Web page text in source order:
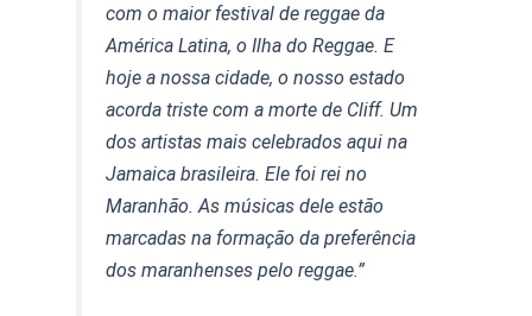
com o maior festival de reggae da
América Latina, o Ilha do Reggae. E
hoje a nossa cidade, o nosso estado
acorda triste com a morte de Cliff. Um
dos artistas mais celebrados aqui na
Jamaica brasileira. Ele foi rei no
Maranhão. As músicas dele estão
marcadas na formação da preferência
dos maranhenses pelo reggae.”